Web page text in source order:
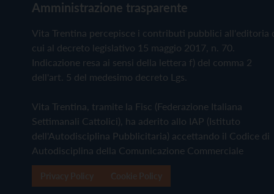
Amministrazione trasparente
Vita Trentina percepisce i contributi pubblici all'editoria
cui al decreto legislativo 15 maggio 2017, n. 70.
Indicazione resa ai sensi della lettera f) del comma 2
dell'art. 5 del medesimo decreto Lgs.
Vita Trentina, tramite la Fisc (Federazione Italiana
Settimanali Cattolici), ha aderito allo IAP (Istituto
dell'Autodisciplina Pubblicitaria) accettando il Codice di
Autodisciplina della Comunicazione Commerciale